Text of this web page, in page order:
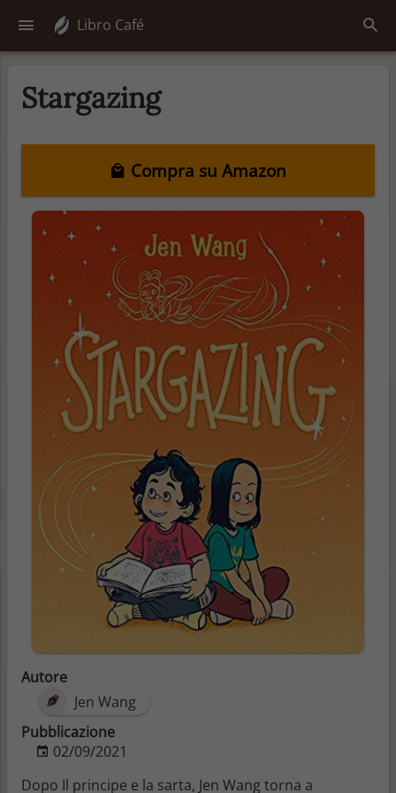
Libro Café
Stargazing
Compra su Amazon
Autore
Jen Wang
Pubblicazione
02/09/2021
Dopo Il principe e la sarta, Jen Wang torna a